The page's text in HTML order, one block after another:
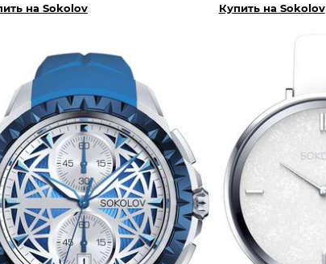
на Sokolov
Купить на Sokolov